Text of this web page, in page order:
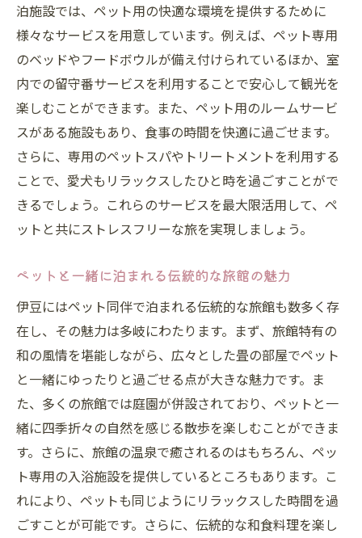
泊施設では、ペット用の快適な環境を提供するために
様々なサービスを用意しています。例えば、ペット専用
のベッドやフードボウルが備え付けられているほか、室
内での留守番サービスを利用することで安心して観光を
楽しむことができます。また、ペット用のルームサービ
スがある施設もあり、食事の時間を快適に過ごせます。
さらに、専用のペットスパやトリートメントを利用する
ことで、愛犬もリラックスしたひと時を過ごすことがで
きるでしょう。これらのサービスを最大限活用して、ペ
ットと共にストレスフリーな旅を実現しましょう。
ペットと一緒に泊まれる伝統的な旅館の魅力
伊豆にはペット同伴で泊まれる伝統的な旅館も数多く存
在し、その魅力は多岐にわたります。まず、旅館特有の
和の風情を堪能しながら、広々とした畳の部屋でペット
と一緒にゆったりと過ごせる点が大きな魅力です。ま
た、多くの旅館では庭園が併設されており、ペットと一
緒に四季折々の自然を感じる散歩を楽しむことができま
す。さらに、旅館の温泉で癒されるのはもちろん、ペッ
ト専用の入浴施設を提供しているところもあります。こ
れにより、ペットも同じようにリラックスした時間を過
ごすことが可能です。さらに、伝統的な和食料理を楽し